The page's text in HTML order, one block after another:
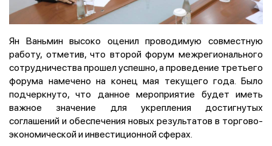
Ян Ваньмин высоко оценил проводимую совместную
работу, отметив, что второй форум межрегионального
сотрудничества прошел успешно, а проведение третьего
форума намечено на конец мая текущего года. Было
подчеркнуто, что данное мероприятие будет иметь
важное значение для укрепления достигнутых
соглашений и обеспечения новых результатов в торгово-
экономической и инвестиционной сферах.